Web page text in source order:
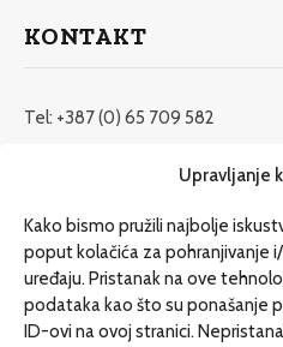
Upravljanje
Kako bismo pružili najbolje
poput kolačića za pohranjivanje
uređaju. Pristanak na ove
podataka kao što su ponašanje
ID-ovi na ovoj stranici.
KONTAKT
Tel: +387 (0) 65 709 582
redakcija@etrafika.net
Dosije
Drugi pišu